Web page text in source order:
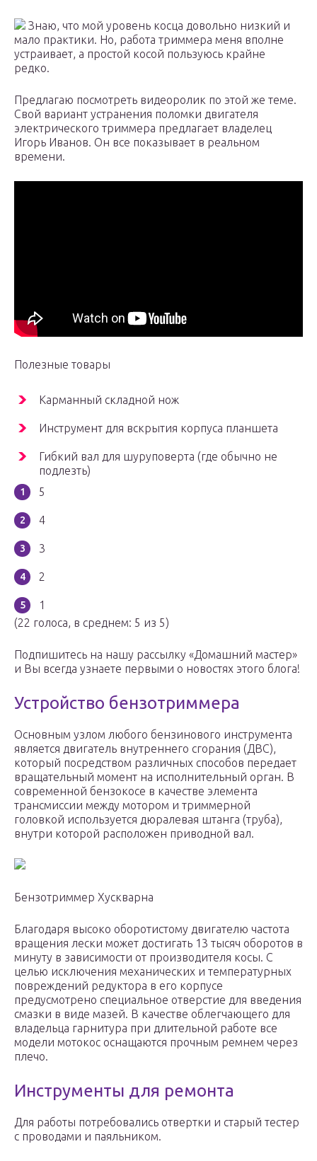
Знаю, что мой уровень косца довольно низкий и
мало практики. Но, работа триммера меня вполне
устраивает, а простой косой пользуюсь крайне
редко.
Предлагаю посмотреть видеоролик по этой же теме.
Свой вариант устранения поломки двигателя
электрического триммера предлагает владелец
Игорь Иванов. Он все показывает в реальном
времени.
Полезные товары
Карманный складной нож
Инструмент для вскрытия корпуса планшета
Гибкий вал для шуруповерта (где обычно не
подлезть)
5
4
3
2
1
(22 голоса, в среднем: 5 из 5)
Подпишитесь на нашу рассылку «Домашний мастер»
и Вы всегда узнаете первыми о новостях этого блога!
Устройство бензотриммера
Основным узлом любого бензинового инструмента
является двигатель внутреннего сгорания (ДВС),
который посредством различных способов передает
вращательный момент на исполнительный орган. В
современной бензокосе в качестве элемента
трансмиссии между мотором и триммерной
головкой используется дюралевая штанга (труба),
внутри которой расположен приводной вал.
Бензотриммер Хускварна
Благодаря высоко оборотистому двигателю частота
вращения лески может достигать 13 тысяч оборотов в
минуту в зависимости от производителя косы. С
целью исключения механических и температурных
повреждений редуктора в его корпусе
предусмотрено специальное отверстие для введения
смазки в виде мазей. В качестве облегчающего для
владельца гарнитура при длительной работе все
модели мотокос оснащаются прочным ремнем через
плечо.
Инструменты для ремонта
Для работы потребовались отвертки и старый тестер
с проводами и паяльником.